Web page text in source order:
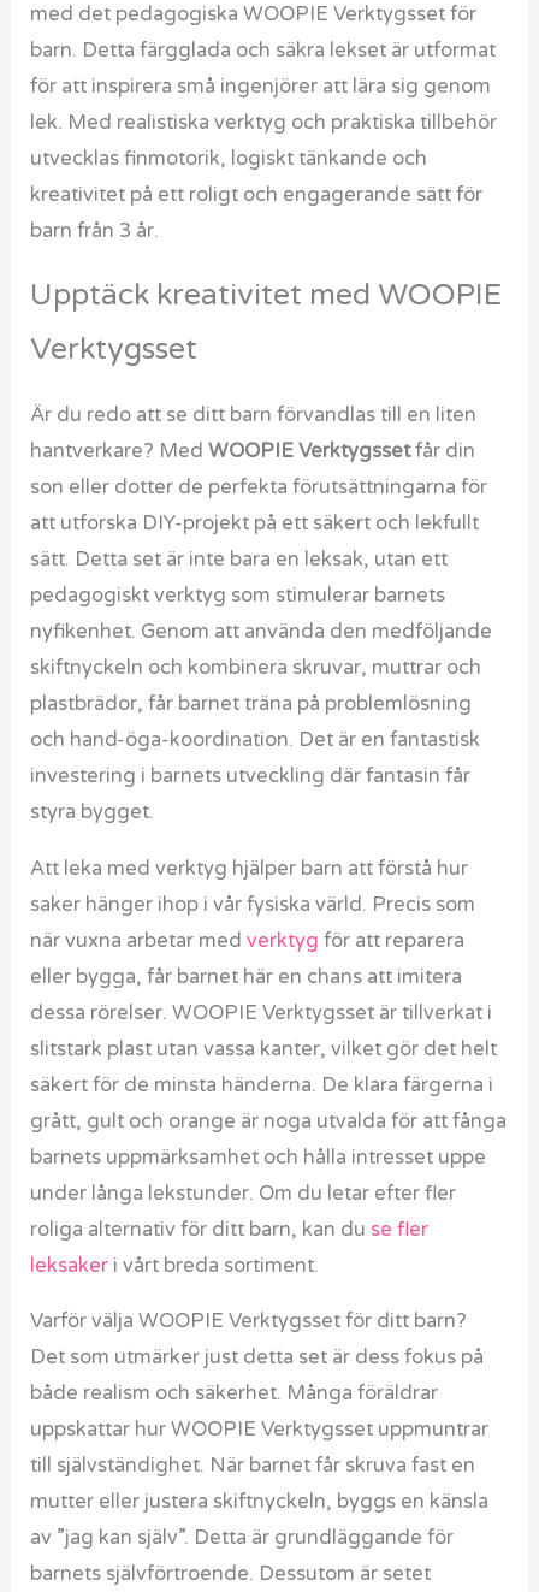
med det pedagogiska WOOPIE Verktygsset för
barn. Detta färgglada och säkra lekset är utformat
för att inspirera små ingenjörer att lära sig genom
lek. Med realistiska verktyg och praktiska tillbehör
utvecklas finmotorik, logiskt tänkande och
kreativitet på ett roligt och engagerande sätt för
barn från 3 år.
Upptäck kreativitet med WOOPIE
Verktygsset
Är du redo att se ditt barn förvandlas till en liten
hantverkare? MedWOOPIE Verktygssetfår din
son eller dotter de perfekta förutsättningarna för
att utforska DIY-projekt på ett säkert och lekfullt
sätt. Detta set är inte bara en leksak, utan ett
pedagogiskt verktyg som stimulerar barnets
nyfikenhet. Genom att använda den medföljande
skiftnyckeln och kombinera skruvar, muttrar och
plastbrädor, får barnet träna på problemlösning
och hand-öga-koordination. Det är en fantastisk
investering i barnets utveckling där fantasin får
styra bygget.
Att leka med verktyg hjälper barn att förstå hur
saker hänger ihop i vår fysiska värld. Precis som
när vuxna arbetar medverktyg för att reparera
eller bygga, får barnet här en chans att imitera
dessa rörelser. WOOPIE Verktygsset är tillverkat i
slitstark plast utan vassa kanter, vilket gör det helt
säkert för de minsta händerna. De klara färgerna i
grått, gult och orange är noga utvalda för att fånga
barnets uppmärksamhet och hålla intresset uppe
under långa lekstunder. Om du letar efter fler
roliga alternativ för ditt barn, kan du se fler
leksaker i vårt breda sortiment.
Varför välja WOOPIE Verktygsset för ditt barn?
Det som utmärker just detta set är dess fokus på
både realism och säkerhet. Många föräldrar
uppskattar hur WOOPIE Verktygsset uppmuntrar
till självständighet. När barnet får skruva fast en
mutter eller justera skiftnyckeln, byggs en känsla
av ”jag kan själv”. Detta är grundläggande för
barnets självförtroende. Dessutom är setet